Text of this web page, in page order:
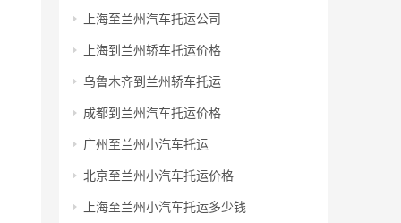
上海至兰州汽车托运公司
上海到兰州轿车托运价格
乌鲁木齐到兰州轿车托运
成都到兰州汽车托运价格
广州至兰州小汽车托运
北京至兰州小汽车托运价格
上海至兰州小汽车托运多少钱